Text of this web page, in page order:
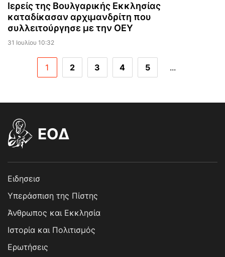
Ιερείς της Βουλγαρικής Εκκλησίας
καταδίκασαν αρχιμανδρίτη που
συλλειτούργησε με την ΟΕΥ
31 Ιουλίου 10:32
1 2 3 4 5 ...
EOΔ
Ειδησεισ
Υπεράσπιση της Πίστης
Άνθρωπος και Εκκλησία
Ιστορία και Πολιτισμός
Ερωτήσεις